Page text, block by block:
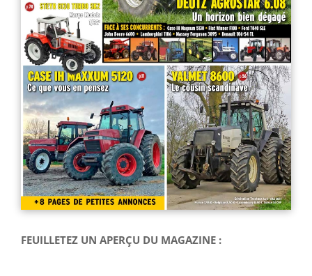
FEUILLETEZ UN APERÇU DU MAGAZINE :